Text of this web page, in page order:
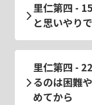
里仁第四 -
と思いやり
里仁第四 -
るのは困難
めてから